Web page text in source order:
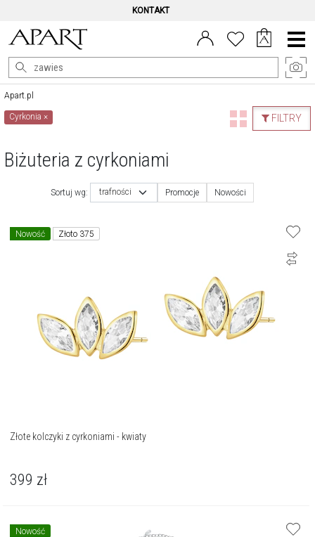
KONTAKT
Menu
główne
Apart.pl
FILTRY
Cyrkonia×
Biżuteria z cyrkoniami
Sortuj wg: trafności Promocje Nowości
Nowość Złoto 375
Złote kolczyki z cyrkoniami - kwiaty
399 zł
Nowość